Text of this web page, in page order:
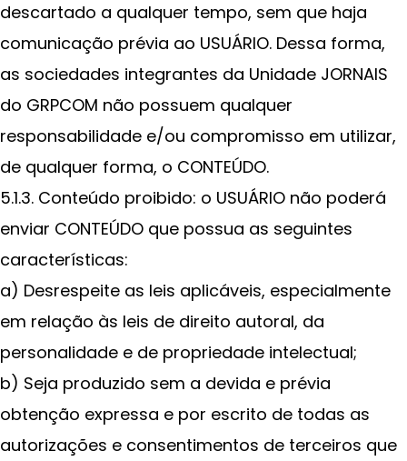
descartado a qualquer tempo, sem que haja
comunicação prévia ao USUÁRIO. Dessa forma,
as sociedades integrantes da Unidade JORNAIS
do GRPCOM não possuem qualquer
responsabilidade e/ou compromisso em utilizar,
de qualquer forma, o CONTEÚDO.
5.1.3. Conteúdo proibido: o USUÁRIO não poderá
enviar CONTEÚDO que possua as seguintes
características:
a) Desrespeite as leis aplicáveis, especialmente
em relação às leis de direito autoral, da
personalidade e de propriedade intelectual;
b) Seja produzido sem a devida e prévia
obtenção expressa e por escrito de todas as
autorizações e consentimentos de terceiros que